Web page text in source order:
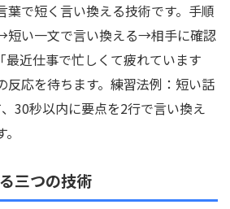
葉で短く言い換える技術です。手順
短い一文で言い換える→相手に確認
最近仕事で忙しくて疲れています
反応を待ちます。練習法例：短い話
、30秒以内に要点を2行で言い換え
三つの技術